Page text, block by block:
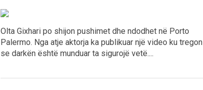
Olta Gixhari po shijon pushimet dhe ndodhet në Porto
Palermo. Nga atje aktorja ka publikuar një video ku tregon
se darkën është munduar ta sigurojë vetë....